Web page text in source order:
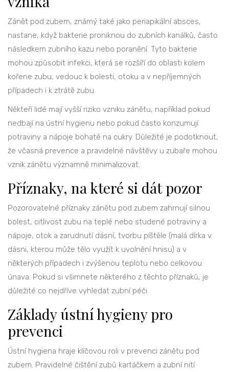
Zánět pod zubem, známý také jako periapikální absces,
nastane, když bakterie proniknou do zubních kanálků, často
následkem zubního kazu nebo poranění. Tyto bakterie
mohou způsobit infekci, která se rozšíří do oblasti kolem
kořene zubu, vedouc k bolesti, otoku a v nepříjemných
případech i k ztrátě zubu.
Někteří lidé mají vyšší riziko vzniku zánětu, například pokud
nedbají na ústní hygienu nebo pokud často konzumují
potraviny a nápoje bohaté na cukry. Důležité je podotknout,
že včasná prevence a pravidelné návštěvy u zubaře mohou
vznik zánětu významně minimalizovat.
Příznaky, na které si dát pozor
Pozorovatelné příznaky zánětu pod zubem zahrnují silnou
bolest, citlivost zubu na teplé nebo studené potraviny a
nápoje, otok a zarudnutí dásní, tvorbu píštěle (malá dírka v
dásni, kterou může tělo využít k uvolnění hnisu) a v
některých případech i zvýšenou teplotu nebo celkovou
únava. Pokud si všimnete některého z těchto příznaků, je
důležité co nejdříve vyhledat zubní péči.
Základy ústní hygieny pro
prevenci
Ústní hygiena hraje klíčovou roli v prevenci zánětu pod
zubem. Pravidelné čištění zubů kartáčkem a zubní nití